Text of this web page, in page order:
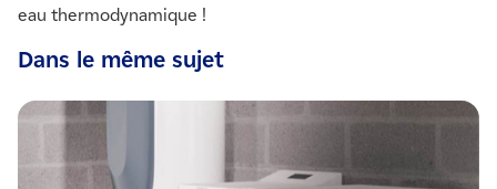
eau thermodynamique !
Dans le même sujet